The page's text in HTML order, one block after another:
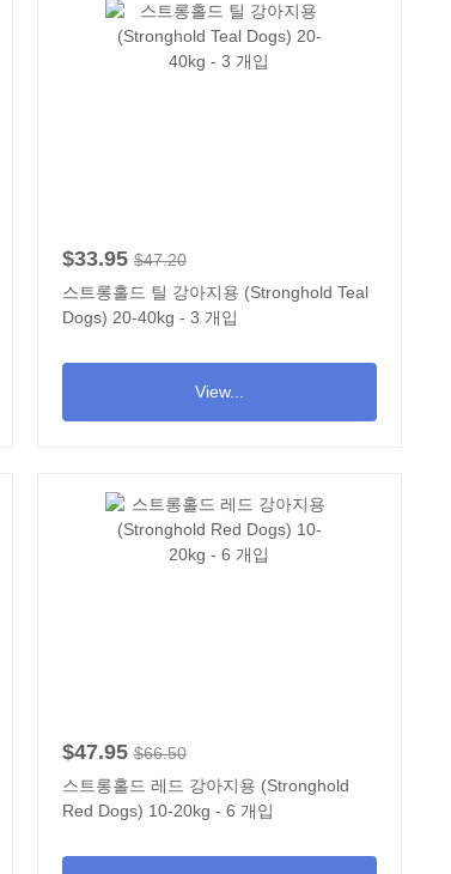
$33.95 $47.20
스트롱홀드 틸 강아지용 (Stronghold Teal
Dogs) 20-40kg - 3 개입
View...
$47.95 $66.50
스트롱홀드 레드 강아지용 (Stronghold
Red Dogs) 10-20kg - 6 개입